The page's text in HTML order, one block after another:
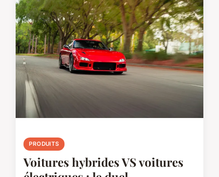
PRODUITS
Voitures hybrides VS voitures